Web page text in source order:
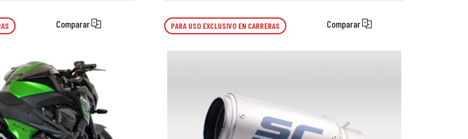
Comparar PARA USO EXCLUSIVO EN CARRERAS Comparar